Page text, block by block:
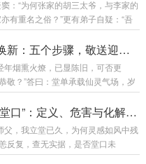
状态）立堂（仪式）如新婚典礼，
。通过请师、设单、焚香、落座等
仙家磨合日久，...
：“为何张家的胡三太爷，与李家的
有重名之俗？”更有弟子自疑：“吾
有伪？”答曰：堂单之名，非仙家之
”。其理若何？今日为诸位详述五
”与“职称”，而非仙家之“真名”与“身
电话，你呼叫的是“人工服务”，接
务...
更替有道 | 堂单旧换新：五个步骤，敬送迎请之全法
年烟熏火燎，已显陈旧，可否更
敬？”答曰：堂单承载仙灵气场，岁
涩，更换乃理所应当。然此非俗
换堂单之判断标准、吉日良辰、详
之载体，出现以下情形，即为更换
、纸质风化、字迹模糊难辨。门面
危墙之下 | 详解“半堂口”：定义、危害与化解之道
父，我立堂已久，为何灵感如风中残
反复，查无实据，是否堂口未
我何害？”答曰：半堂口，乃堂口未